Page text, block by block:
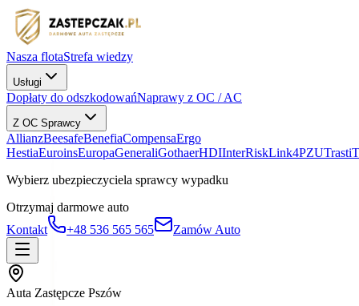
Nasza flotaStrefa wiedzy
Usługi
Dopłaty do odszkodowańNaprawy z OC / AC
Z OC Sprawcy
AllianzBeesafeBenefiaCompensaErgo
HestiaEuroinsEuropaGeneraliGothaerHDIInterRiskLink4PZUTrasti
Wybierz ubezpieczyciela sprawcy wypadku
Otrzymaj darmowe auto
Kontakt
+48 536 565 565 Zamów Auto
Auta Zastępcze Pszów